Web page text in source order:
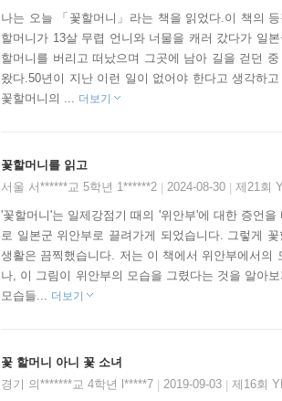
나는 오늘 「꽃할머니」라는 책을 읽었다.이 책의
할머니가 13살 무렵 언니와 너물을 캐러 갔다가 일
할머니를 버리고 떠났으며 그곳에 남아 길을 걷던
왔다.50년이 지난 이런 일이 없어야 한다고 생각하
꽃할머니의 ... 더보기
꽃할머니를 읽고
서울 서******교 5학년 1******2
2024-08-30 제21회
'꽃할머니'는 일제강점기 때의 '위안부'에 대한 증언
로 일본군 위안부로 끌려가게 되었습니다. 그렇게
생활은 끔찍했습니다. 저는 이 책에서 위안부에서
나, 이 그림이 위안부의 모습을 그렸다는 것을 알아
모습들... 더보기
꽃 할머니 아니 꽃 소녀
경기 의*******교 4학년 l*****7
2019-09-03 제16회